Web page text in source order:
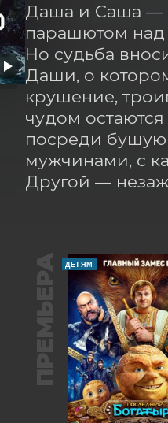
Даша и Саша —
парашютом над
Но судьба
Даши, о
крушение,
чудом
посреди
мужчинами, с
Другой —
ПРЕМЬЕРА ДЕТЯМ